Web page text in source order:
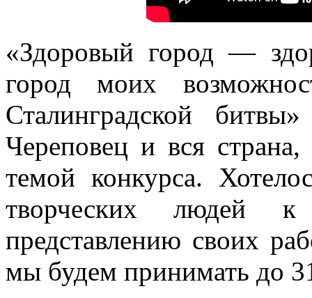
«Здоровый город —
город моих
Сталинградской
Череповец и вся
темой конкурса.
творческих людей
представлению своих
мы будем принимать до